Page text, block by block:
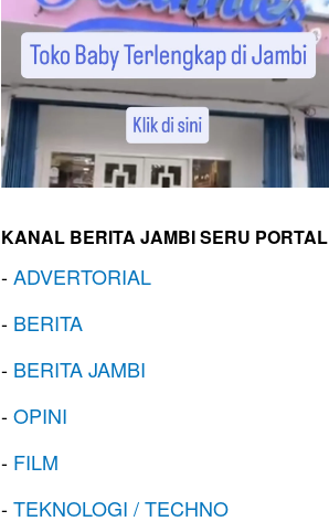
KANAL BERITA JAMBI SERU PORTAL
-ADVERTORIAL
- BERITA
- BERITA JAMBI
-OPINI
- FILM
-TEKNOLOGI / TECHNO